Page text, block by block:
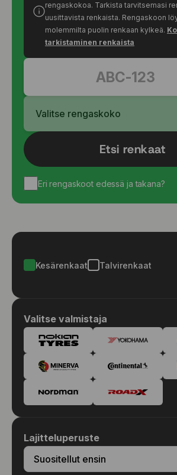
rengaskokoa. Tarkista tarvitsemasi
uusittavista renkaista. Rengaskoon
molemmilta puolin renkaan kylkeä.
tarkistaminen renkaista
Valitse rengaskoko
Etsi renkaat
Eri rengaskoot edessä ja takana?
Kesärenkaat Talvirenkaat
Valitse valmistaja
Lajitteluperuste
Suositellut ensin